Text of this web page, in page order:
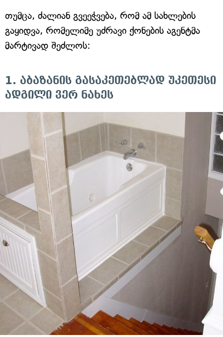
თუმცა, ძალიან გვეეჭვება, რომ ამ სახლების
გაყიდვა, რომელიმე უძრავი ქონების აგენტმა
მარტივად შეძლოს:
1. აბაზანის გასაკეთებლად უკეთესი
ადგილი ვერ ნახეს